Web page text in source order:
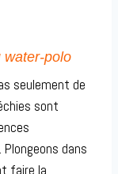
water-polo
seulement de
sont
Plongeons dans
faire la